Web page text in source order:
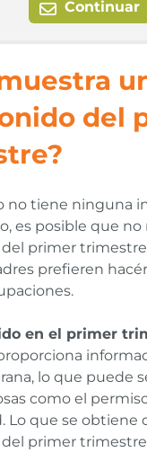
Continuar
del
no tiene ninguna
es posible que no
primer
prefieren
en el primer
lo que puede
como el
Lo que se obtiene
primer